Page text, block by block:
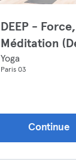
DEEP -
Méditation
Yoga
Paris 03
Continue